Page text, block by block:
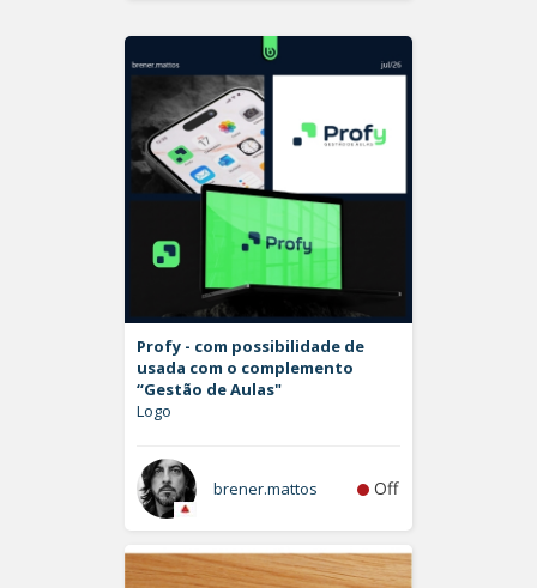
Profy - com possibilidade de
usada com o complemento
“Gestão de Aulas"
Logo
brener.mattos Off